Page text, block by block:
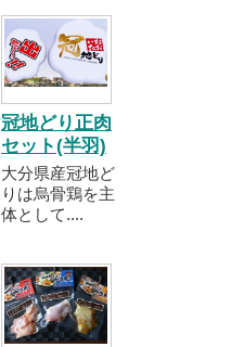
冠地どり正肉
セット(半羽)
大分県産冠地ど
りは烏骨鶏を主
体として....